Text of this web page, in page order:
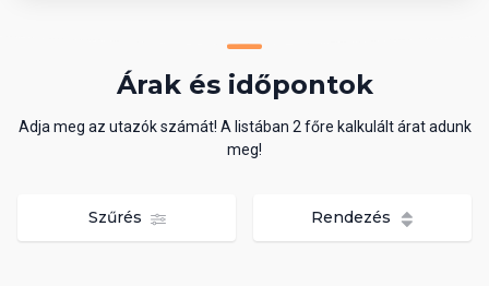
Árak és időpontok
Adja meg az utazók számát! A listában 2 főre kalkulált árat adunk
meg!
Szűrés Rendezés